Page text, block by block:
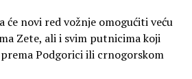
će novi red vožnje omogućiti veću
Zete, ali i svim putnicima koji
Podgorici ili crnogorskom